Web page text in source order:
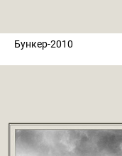
Бункер-2010